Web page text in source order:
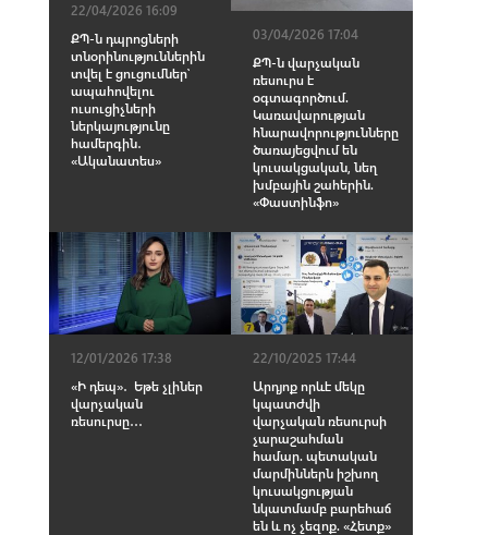
22/04/2026 16:09
ՔՊ-ն դպրոցների
տնօրինություններին
տվել է ցուցումներ՝
ապահովելու
ուսուցիչների
ներկայությունը
համերգին․
«Ականատես»
03/04/2026 17:04
ՔՊ-ն վարչական
ռեսուրս է
օգտագործում.
Կառավարության
հնարավորությունները
ծառայեցվում են
կուսակցական, նեղ
խմբային շահերին.
«Փաստինֆո»
12/01/2026 17:38
«Ի դեպ»․ Եթե չլիներ
վարչական
ռեսուրսը․․․
22/10/2025 17:44
Արդյոք որևէ մեկը
կպատժվի
վարչական ռեսուրսի
չարաշահման
համար. պետական
մարմիններն իշխող
կուսակցության
նկատմամբ բարեհաճ
են և ոչ չեզոք. «Հետք»